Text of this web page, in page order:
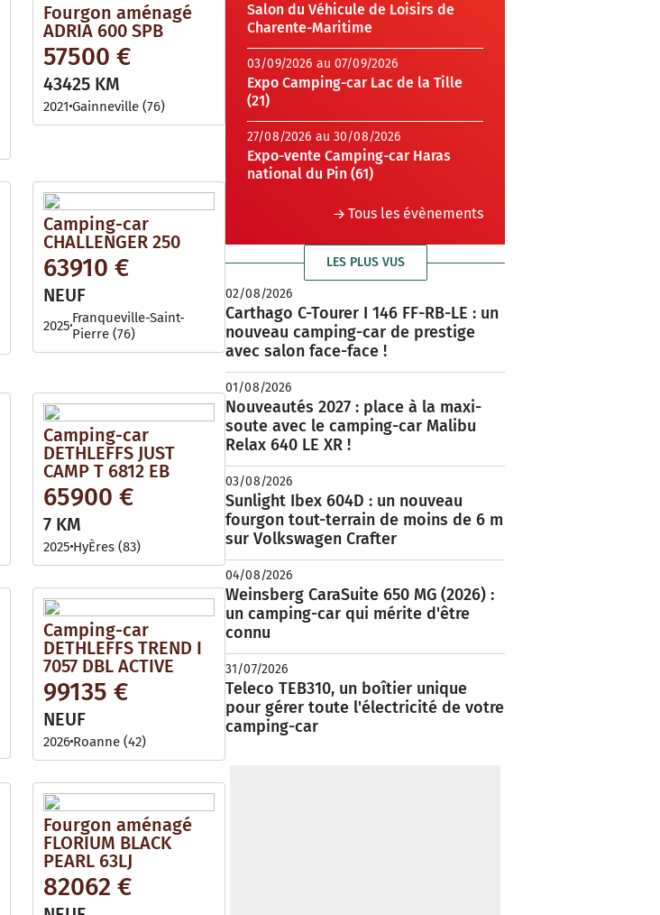
Fourgon aménagé
ADRIA 600 SPB
57500 €
43425 KM
2021 Gainneville (76)
Camping-car
CHALLENGER 250
63910 €
NEUF
2025 Franqueville-Saint-
Pierre (76)
Camping-car
DETHLEFFS JUST
CAMP T 6812 EB
65900 €
7 KM
2025 HyÈres (83)
Camping-car
DETHLEFFS TREND I
7057 DBL ACTIVE
99135 €
NEUF
2026 Roanne (42)
Fourgon aménagé
FLORIUM BLACK
PEARL 63LJ
82062 €
Salon du Véhicule de Loisirs de
Charente-Maritime
03/09/2026 au 07/09/2026
Expo Camping-car Lac de la Tille
(21)
27/08/2026 au 30/08/2026
Expo-vente Camping-car Haras
national du Pin (61)
Tous les évènements
LES PLUS VUS
02/08/2026
Carthago C-Tourer I 146 FF-RB-LE : un
nouveau camping-car de prestige
avec salon face-face !
01/08/2026
Nouveautés 2027 : place à la maxi-
soute avec le camping-car Malibu
Relax 640 LE XR !
03/08/2026
Sunlight Ibex 604D : un nouveau
fourgon tout-terrain de moins de 6 m
sur Volkswagen Crafter
04/08/2026
Weinsberg CaraSuite 650 MG (2026) :
un camping-car qui mérite d'être
connu
31/07/2026
Teleco TEB310, un boîtier unique
pour gérer toute l'électricité de votre
camping-car